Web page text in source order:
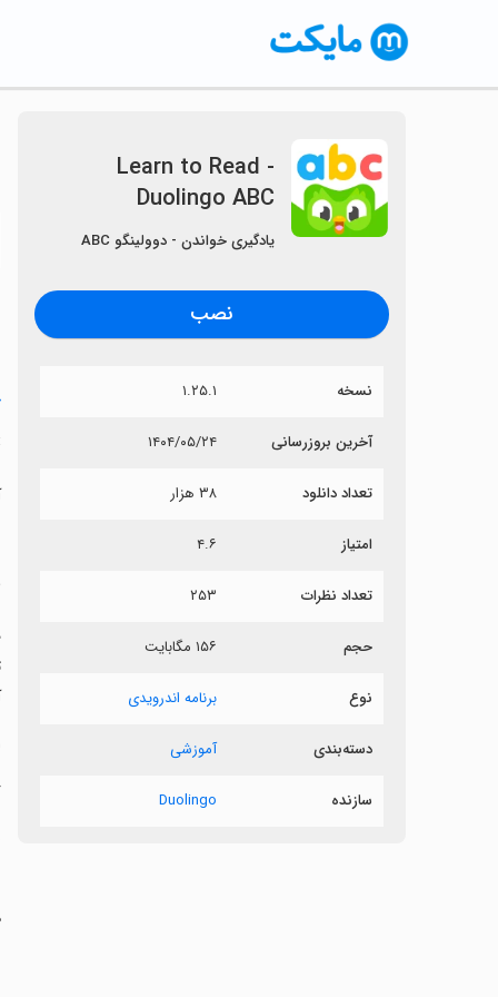
Learn to Read -
Duolingo ABC
یادگیری خواندن - دوولینگو ABC
نصب
نسخه ۱.۲۵.۱
آخرین بروزرسانی ۱۴۰۴/۰۵/۲۴
تعداد دانلود ۳۸ هزار
امتیاز ۴.۶
تعداد نظرات ۲۵۳
حجم ۱۵۶ مگابایت
نوع برنامه اندرویدی
دسته‌بندی آموزشی
سازنده Duolingo